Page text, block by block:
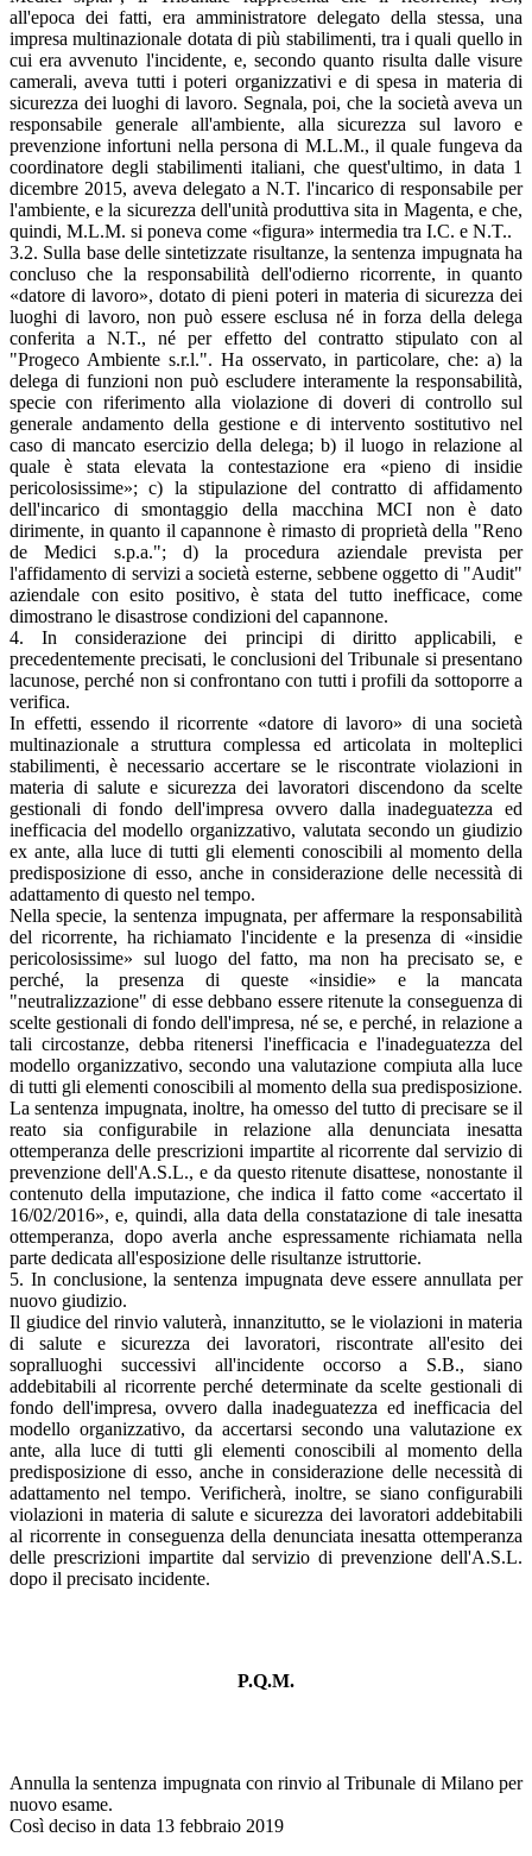
all'epoca dei fatti, era amministratore delegato della stessa, una
impresa multinazionale dotata di più stabilimenti, tra i quali quello in
cui era avvenuto l'incidente, e, secondo quanto risulta dalle visure
camerali, aveva tutti i poteri organizzativi e di spesa in materia di
sicurezza dei luoghi di lavoro. Segnala, poi, che la società aveva un
responsabile generale all'ambiente, alla sicurezza sul lavoro e
prevenzione infortuni nella persona di M.L.M., il quale fungeva da
coordinatore degli stabilimenti italiani, che quest'ultimo, in data 1
dicembre 2015, aveva delegato a N.T. l'incarico di responsabile per
l'ambiente, e la sicurezza dell'unità produttiva sita in Magenta, e che,
quindi, M.L.M. si poneva come «figura» intermedia tra I.C. e N.T..
3.2. Sulla base delle sintetizzate risultanze, la sentenza impugnata ha
concluso che la responsabilità dell'odierno ricorrente, in quanto
«datore di lavoro», dotato di pieni poteri in materia di sicurezza dei
luoghi di lavoro, non può essere esclusa né in forza della delega
conferita a N.T., né per effetto del contratto stipulato con al
"Progeco Ambiente s.r.l.". Ha osservato, in particolare, che: a) la
delega di funzioni non può escludere interamente la responsabilità,
specie con riferimento alla violazione di doveri di controllo sul
generale andamento della gestione e di intervento sostitutivo nel
caso di mancato esercizio della delega; b) il luogo in relazione al
quale è stata elevata la contestazione era «pieno di insidie
pericolosissime»; c) la stipulazione del contratto di affidamento
dell'incarico di smontaggio della macchina MCI non è dato
dirimente, in quanto il capannone è rimasto di proprietà della "Reno
de Medici s.p.a."; d) la procedura aziendale prevista per
l'affidamento di servizi a società esterne, sebbene oggetto di "Audit"
aziendale con esito positivo, è stata del tutto inefficace, come
dimostrano le disastrose condizioni del capannone.
4. In considerazione dei principi di diritto applicabili, e
precedentemente precisati, le conclusioni del Tribunale si presentano
lacunose, perché non si confrontano con tutti i profili da sottoporre a
verifica.
In effetti, essendo il ricorrente «datore di lavoro» di una società
multinazionale a struttura complessa ed articolata in molteplici
stabilimenti, è necessario accertare se le riscontrate violazioni in
materia di salute e sicurezza dei lavoratori discendono da scelte
gestionali di fondo dell'impresa ovvero dalla inadeguatezza ed
inefficacia del modello organizzativo, valutata secondo un giudizio
ex ante, alla luce di tutti gli elementi conoscibili al momento della
predisposizione di esso, anche in considerazione delle necessità di
adattamento di questo nel tempo.
Nella specie, la sentenza impugnata, per affermare la responsabilità
del ricorrente, ha richiamato l'incidente e la presenza di «insidie
pericolosissime» sul luogo del fatto, ma non ha precisato se, e
perché, la presenza di queste «insidie» e la mancata
"neutralizzazione" di esse debbano essere ritenute la conseguenza di
scelte gestionali di fondo dell'impresa, né se, e perché, in relazione a
tali circostanze, debba ritenersi l'inefficacia e l'inadeguatezza del
modello organizzativo, secondo una valutazione compiuta alla luce
di tutti gli elementi conoscibili al momento della sua predisposizione.
La sentenza impugnata, inoltre, ha omesso del tutto di precisare se il
reato sia configurabile in relazione alla denunciata inesatta
ottemperanza delle prescrizioni impartite al ricorrente dal servizio di
prevenzione dell'A.S.L., e da questo ritenute disattese, nonostante il
contenuto della imputazione, che indica il fatto come «accertato il
16/02/2016», e, quindi, alla data della constatazione di tale inesatta
ottemperanza, dopo averla anche espressamente richiamata nella
parte dedicata all'esposizione delle risultanze istruttorie.
5. In conclusione, la sentenza impugnata deve essere annullata per
nuovo giudizio.
Il giudice del rinvio valuterà, innanzitutto, se le violazioni in materia
di salute e sicurezza dei lavoratori, riscontrate all'esito dei
sopralluoghi successivi all'incidente occorso a S.B., siano
addebitabili al ricorrente perché determinate da scelte gestionali di
fondo dell'impresa, ovvero dalla inadeguatezza ed inefficacia del
modello organizzativo, da accertarsi secondo una valutazione ex
ante, alla luce di tutti gli elementi conoscibili al momento della
predisposizione di esso, anche in considerazione delle necessità di
adattamento nel tempo. Verificherà, inoltre, se siano configurabili
violazioni in materia di salute e sicurezza dei lavoratori addebitabili
al ricorrente in conseguenza della denunciata inesatta ottemperanza
delle prescrizioni impartite dal servizio di prevenzione dell'A.S.L.
dopo il precisato incidente.
P.Q.M.
Annulla la sentenza impugnata con rinvio al Tribunale di Milano per
nuovo esame.
Così deciso in data 13 febbraio 2019